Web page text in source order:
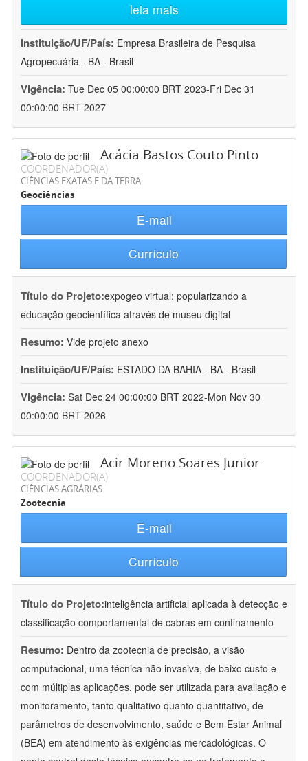
leia mais
Instituição/UF/País: Empresa Brasileira de Pesquisa
Agropecuária - BA - Brasil
Vigência: Tue Dec 05 00:00:00 BRT 2023-Fri Dec 31
00:00:00 BRT 2027
Acácia Bastos Couto Pinto
COORDENADOR(A)
CIÊNCIAS EXATAS E DA TERRA
Geociências
E-mail
Currículo
Título do Projeto:expogeo virtual: popularizando a
educação geocientífica através de museu digital
Resumo: Vide projeto anexo
Instituição/UF/País: ESTADO DA BAHIA - BA - Brasil
Vigência: Sat Dec 24 00:00:00 BRT 2022-Mon Nov 30
00:00:00 BRT 2026
Acir Moreno Soares Junior
COORDENADOR(A)
CIÊNCIAS AGRÁRIAS
Zootecnia
E-mail
Currículo
Título do Projeto:inteligência artificial aplicada à detecção e
classificação comportamental de cabras em confinamento
Resumo: Dentro da zootecnia de precisão, a visão
computacional, uma técnica não invasiva, de baixo custo e
com múltiplas aplicações, pode ser utilizada para avaliação e
monitoramento, tanto qualitativo quanto quantitativo, de
parâmetros de desenvolvimento, saúde e Bem Estar Animal
(BEA) em atendimento às exigências mercadológicas. O